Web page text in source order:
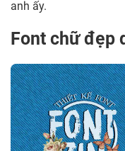
anh ấy.
Font chữ đẹp